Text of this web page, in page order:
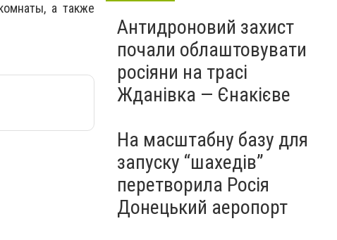
а также
Антидроновий захист
почали облаштовувати
росіяни на трасі
Жданівка — Єнакієве
На масштабну базу для
запуску “шахедів”
перетворила Росія
Донецький аеропорт